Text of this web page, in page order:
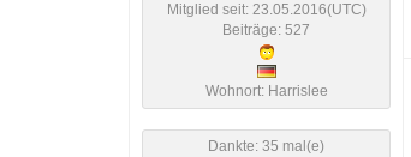
Mitglied seit: 23.05.2016(UTC)
Beiträge: 527
Wohnort: Harrislee
Dankte: 35 mal(e)